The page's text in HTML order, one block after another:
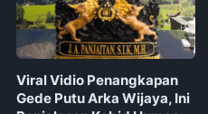
Viral Vidio Penangkapan
Gede Putu Arka Wijaya, Ini